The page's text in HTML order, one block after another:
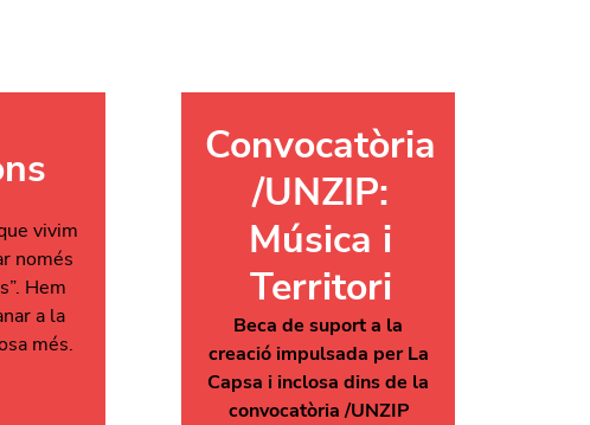
vivim
només
Hem
a la
més.
Convocatòria
/UNZIP:
Música i
Territori
Beca de suport a la
creació impulsada per La
Capsa i inclosa dins de la
convocatòria /UNZIP